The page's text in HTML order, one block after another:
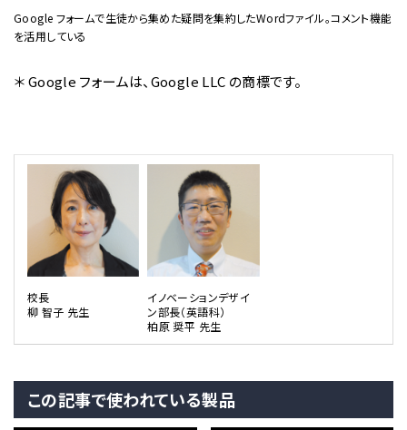
Google フォームで生徒から集めた疑問を集約したWordファイル。コメント機能
を活用している
＊ Google フォームは、Google LLC の商標です。
校長
柳 智子 先生
イノベーションデザイ
ン部長（英語科）
柏原 奨平 先生
この記事で使われている製品